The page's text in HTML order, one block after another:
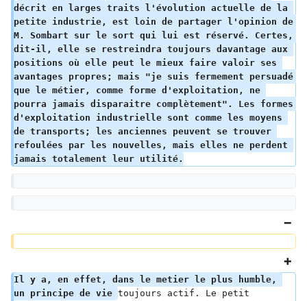
décrit en larges traits l'évolution actuelle de la
petite industrie, est loin de partager l'opinion de
M. Sombart sur le sort qui lui est réservé. Certes,
dit-il, elle se restreindra toujours davantage aux
positions où elle peut le mieux faire valoir ses
avantages propres; mais "je suis fermement persuadé
que le métier, comme forme d'exploitation, ne
pourra jamais disparaitre complètement". Les formes
d'exploitation industrielle sont comme les moyens
de transports; les anciennes peuvent se trouver
refoulées par les nouvelles, mais elles ne perdent
jamais totalement leur utilité.
Il y a, en effet, dans le metier le plus humble,
un principe de vie toujours actif. Le petit